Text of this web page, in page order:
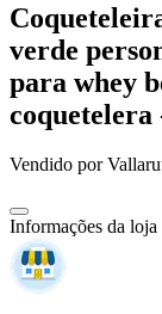
verde
para whey
coquetelera
Vendido por
Informações da loja